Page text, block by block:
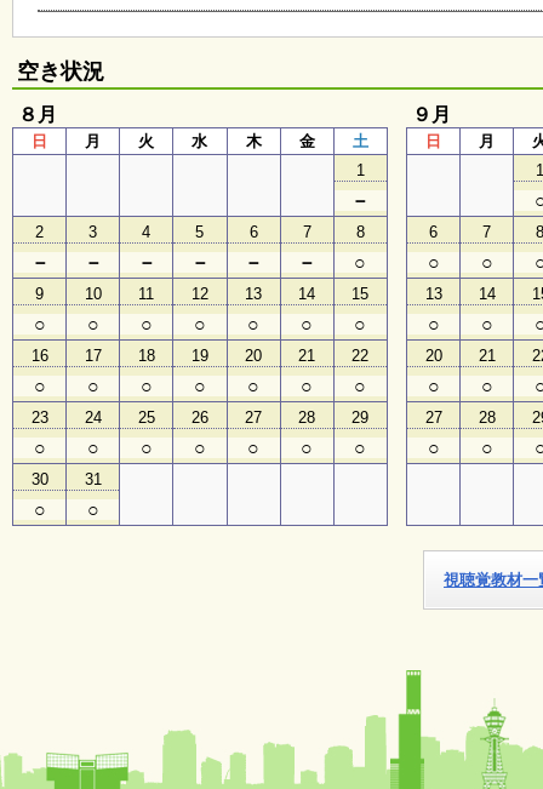
ン
い
ち
ょ
う
並
子
ど
も
向
け
イ
ベ
ン
ト
ガ
イ
ド
空き状況
８月
日 月 火 水 木 金
土
1
－
2
－
3
－
4
－
5
－
6
－
7
－
8
○
9
○
10
○
11
○
12
○
13
○
14
○
15
○
16
○
17
○
18
○
19
○
20
○
21
○
22
○
23
○
24
○
25
○
26
○
27
○
28
○
29
○
30
○
31
○
９月
日 月
6
○
7
○
13
○
14
○
20
○
21
○
27
○
28
○
視聴覚教材一